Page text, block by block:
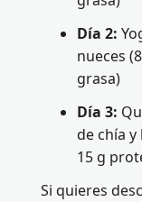
Día 2:
nueces
grasa)
Día 3:
de chía
15 g
Si quieres